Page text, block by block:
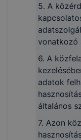
5. A
vonatkozó
6. A
adatok
általános
7. Azon